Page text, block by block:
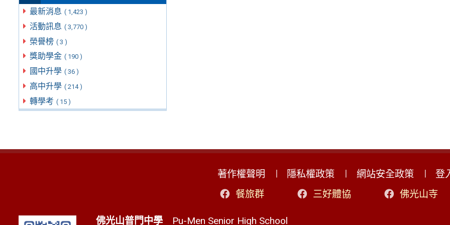
最新消息 ( 1,423 )
活動訊息 ( 3,770 )
榮譽榜 ( 3 )
獎助學金 ( 190 )
國中升學 ( 36 )
高中升學 ( 214 )
轉學考 ( 15 )
著作權聲明 隱私權政策 網站安全政策
登
餐旅群
三好體協 佛光山寺
佛光山普門中學Pu-Men Senior High School